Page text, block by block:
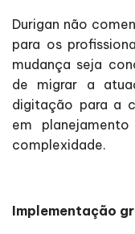
Durigan não
para os
mudança seja
de migrar a
digitação para a
em
complexidade.
Implementação